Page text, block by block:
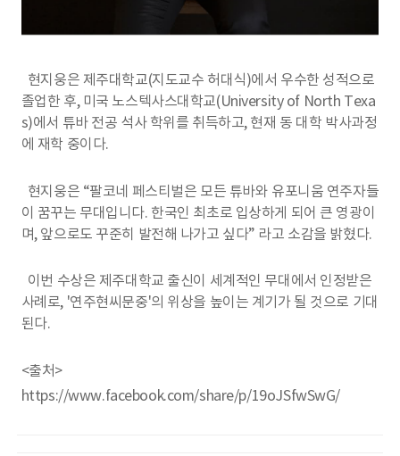
현지웅은 제주대학교(지도교수 허대식)에서 우수한 성적으로
졸업한 후, 미국 노스텍사스대학교(University of North Texa
s)에서 튜바 전공 석사 학위를 취득하고, 현재 동 대학 박사과정
에 재학 중이다.
현지웅은 “팔코네 페스티벌은 모든 튜바와 유포니움 연주자들
이 꿈꾸는 무대입니다. 한국인 최초로 입상하게 되어 큰 영광이
며, 앞으로도 꾸준히 발전해 나가고 싶다” 라고 소감을 밝혔다.
이번 수상은 제주대학교 출신이 세계적인 무대에서 인정받은
사례로, '연주현씨문중'의 위상을 높이는 계기가 될 것으로 기대
된다.
<출처>
https://www.facebook.com/share/p/19oJSfwSwG/